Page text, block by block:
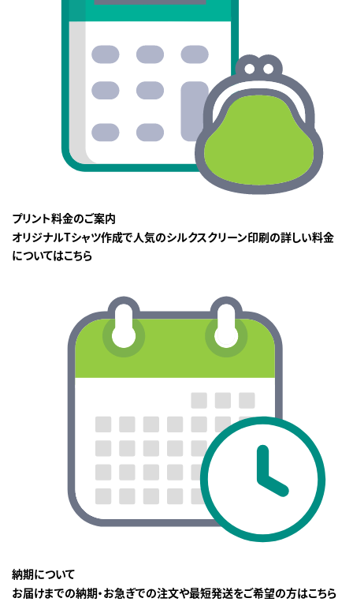
プリント料金のご案内
オリジナルTシャツ作成で人気のシルクスクリーン印刷の詳しい料金
についてはこちら
納期について
お届けまでの納期・お急ぎでの注文や最短発送をご希望の方はこちら